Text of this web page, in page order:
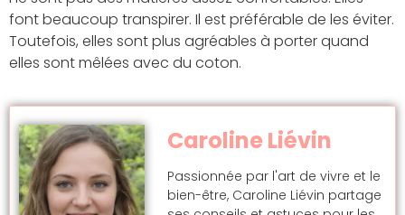
font beaucoup transpirer. Il est préférable de les éviter.
Toutefois, elles sont plus agréables à porter quand
elles sont mêlées avec du coton.
Caroline Liévin
Passionnée par l'art de vivre et le
bien-être, Caroline Liévin partage